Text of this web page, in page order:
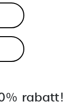
rabatt!